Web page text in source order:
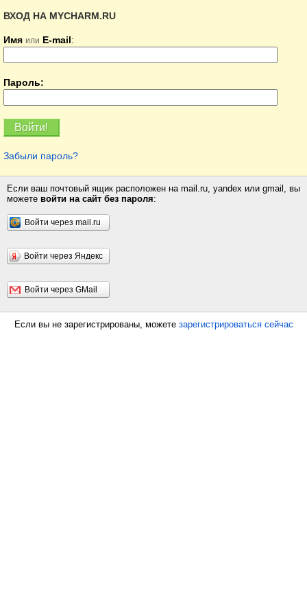
ВХОД НА MYCHARM.RU
Имя или E-mail:
Пароль:
Забыли пароль?
Если ваш почтовый ящик расположен на mail.ru, yandex или gmail, вы
можете войти на сайт без пароля:
Войти через mail.ru
Войти через Яндекс
Войти через GMail
Если вы не зарегистрированы, можете зарегистрироваться сейчас